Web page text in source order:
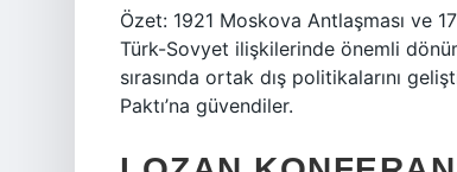
Özet: 1921 Moskova Antlaşması ve
Türk-Sovyet ilişkilerinde önemli
sırasında ortak dış politikalarını
Paktı’na güvendiler.